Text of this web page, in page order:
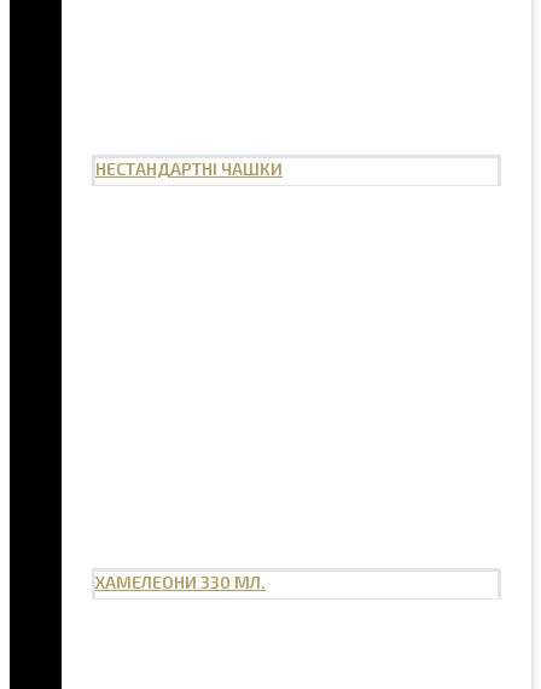
НЕСТАНДАРТНІ ЧАШКИ
ХАМЕЛЕОНИ 330 МЛ.